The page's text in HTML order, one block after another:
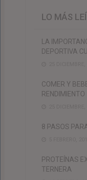
LO MÁS
LA
DEPORTIVA
COMER Y
RENDIMIENTO
8 PASOS
PROTEÍNAS
TERNERA